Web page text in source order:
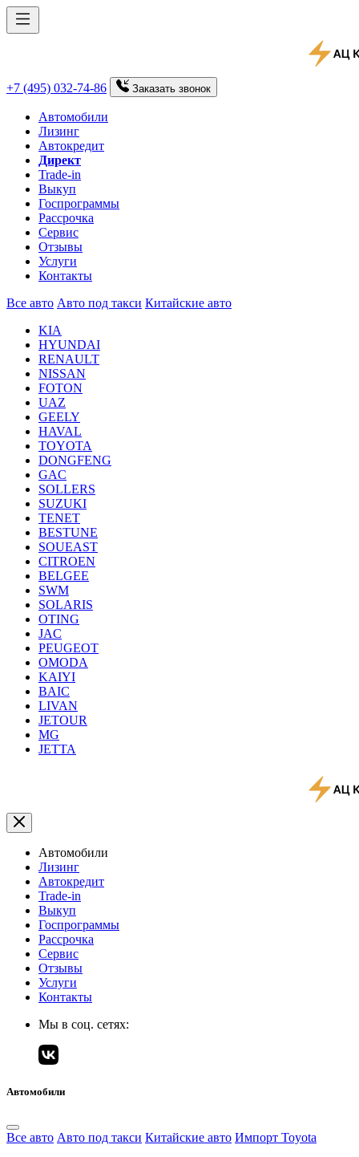
+7 (495) 032-74-86 Заказать звонок
Автомобили
Лизинг
Автокредит
Директ
Trade-in
Выкуп
Госпрограммы
Рассрочка
Сервис
Отзывы
Услуги
Контакты
Все авто Авто под такси Китайские авто
KIA
HYUNDAI
RENAULT
NISSAN
FOTON
UAZ
GEELY
HAVAL
TOYOTA
DONGFENG
GAC
SOLLERS
SUZUKI
TENET
BESTUNE
SOUEAST
CITROEN
BELGEE
SWM
SOLARIS
OTING
JAC
PEUGEOT
OMODA
KAIYI
BAIC
LIVAN
JETOUR
MG
JETTA
Автомобили
Лизинг
Автокредит
Trade-in
Выкуп
Госпрограммы
Рассрочка
Сервис
Отзывы
Услуги
Контакты
Мы в соц. сетях:
Автомобили
Все авто Авто под такси Китайские авто Импорт Toyota